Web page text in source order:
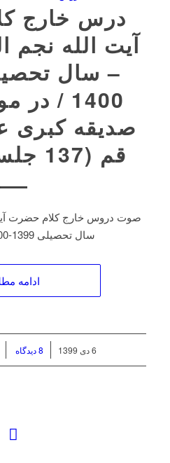
درس خارج
آیت الله
1400 /
صدیقه کبری
قم (137 جلسه) / صوت
صوت دروس خارج کلام حضرت
سال تحصیلی 1399-1400 (137 جلسه)
ادامه
6 دی 1399/ 8 دیدگاه